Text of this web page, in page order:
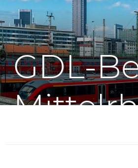
GDL-JUGEND
BEAMTE
SENIOREN
TARIF
GDL-